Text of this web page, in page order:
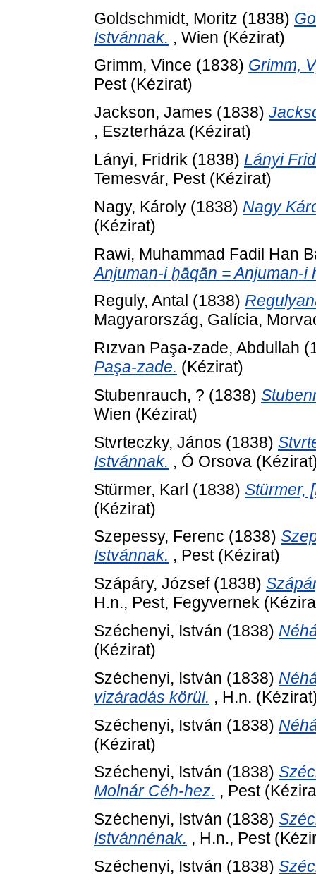
Goldschmidt, Moritz (1838)
Istvánnak. , Wien (Kézirat)
Grimm, Vince (1838) Grimm,
Pest (Kézirat)
Jackson, James (1838)
, Eszterháza (Kézirat)
Lányi, Fridrik (1838) Lányi
Temesvár, Pest (Kézirat)
Nagy, Károly (1838) Nagy
(Kézirat)
Rawi, Muhammad Fadil Han
Anjuman-i ḫāqān = Anjuman-i
Reguly, Antal (1838)
Magyarország, Galícia,
Rızvan Paşa-zade, Abdullah
Paşa-zade. (Kézirat)
Stubenrauch, ? (1838)
Wien (Kézirat)
Stvrteczky, János (1838)
Istvánnak. , Ó Orsova
Stürmer, Karl (1838) Stürmer,
(Kézirat)
Szepessy, Ferenc (1838)
Istvánnak. , Pest (Kézirat)
Szápáry, József(1838)
H.n., Pest, Fegyvernek
Széchenyi, István (1838)
(Kézirat)
Széchenyi, István (1838)
vizáradás körül. , H.n.
Széchenyi, István (1838)
(Kézirat)
Széchenyi, István (1838)
Molnár Céh-hez. , Pest
Széchenyi, István (1838)
Istvánnénak. , H.n., Pest
Széchenyi, István (1838)